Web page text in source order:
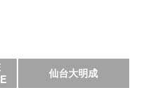
仙台大明成